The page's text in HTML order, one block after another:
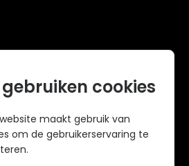
cookies
maakt gebruik van
om de gebruikerservaring te